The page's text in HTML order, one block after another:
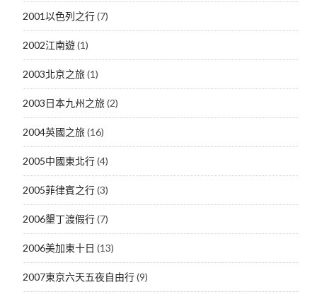
2001以色列之行(7)
2002江南遊(1)
2003北京之旅(1)
2003日本九州之旅(2)
2004英國之旅(16)
2005中國東北行(4)
2005菲律賓之行(3)
2006墾丁渡假行(7)
2006美加東十日 (13)
2007東京六天五夜自由行(9)